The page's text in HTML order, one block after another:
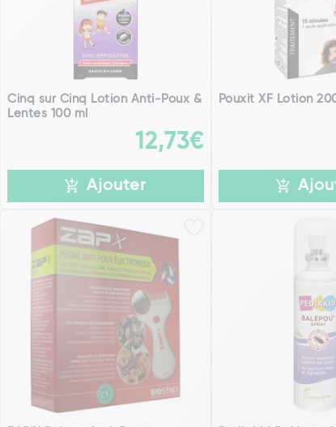
Cinq sur Cinq Lotion Anti-Poux &
Lentes 100 ml
12,73€
Ajouter
Pouxit XF Lotion